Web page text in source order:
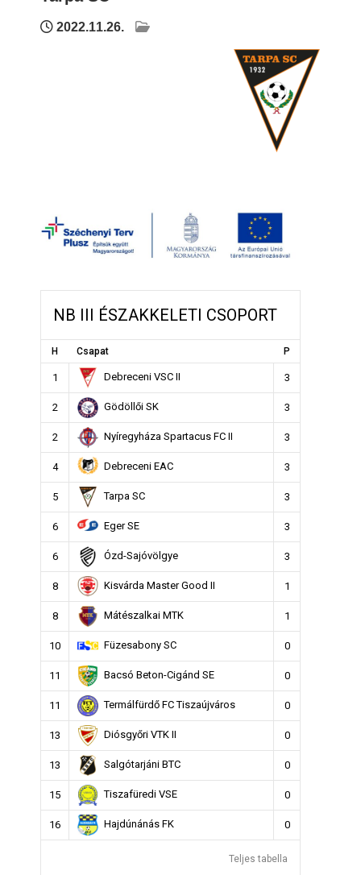
2022.11.26.
NB III ÉSZAKKELETI CSOPORT
H Csapat P
1 Debreceni VSC II 3
2 Gödöllői SK 3
2 Nyíregyháza Spartacus FC II 3
4 Debreceni EAC 3
5 Tarpa SC 3
6 Eger SE 3
6 Ózd-Sajóvölgye 3
8 Kisvárda Master Good II 1
8 Mátészalkai MTK 1
10 Füzesabony SC 0
11 Bacsó Beton-Cigánd SE 0
11 Termálfürdő FC Tiszaújváros 0
13 Diósgyőri VTK II 0
13 Salgótarjáni BTC 0
15 Tiszafüredi VSE 0
16 Hajdúnánás FK 0
Teljes tabella